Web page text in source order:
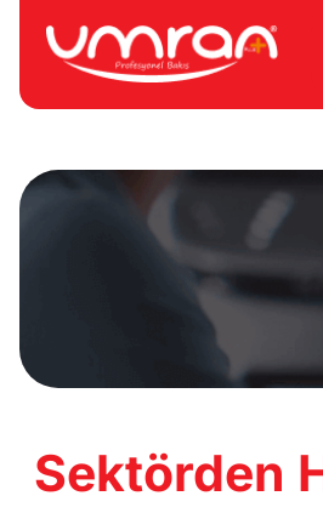
Sektörden